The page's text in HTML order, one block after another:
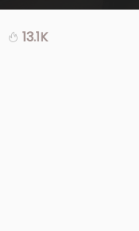
13.1K